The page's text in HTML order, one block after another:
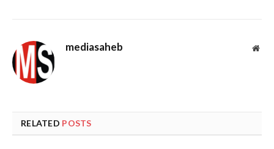
mediasaheb
RELATED POSTS